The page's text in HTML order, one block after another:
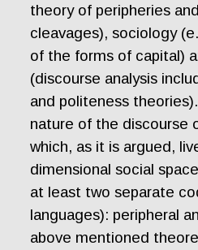
theory of peripheries
cleavages), sociology
of the forms of capital)
(discourse analysis
and politeness
nature of the discourse
which, as it is argued,
dimensional social
at least two separate
languages): peripheral
above mentioned